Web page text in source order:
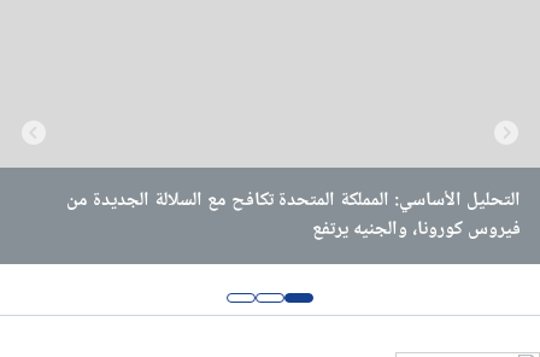
ويبينار
التحليل الأساسي: المملكة المتحدة تكافح مع السلالة الجديدة من
فيروس كورونا، والجنيه يرتفع
التحليل الأساسي: تواجه المملكة المتحدة سلالة جديدة من فيروس
كورونا المستجد، والباوند ينخفض
تحليل الدولار الأمريكي/الين الياباني: الدولار الأمريكي يخسر مكاسبه
المبكرة